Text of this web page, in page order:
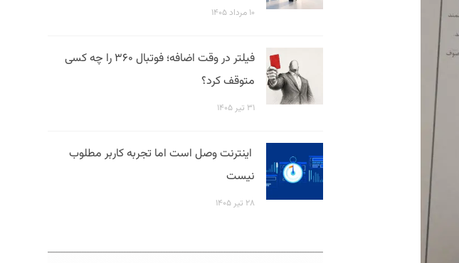
۱۰ مرداد ۱۴۰۵
فیلتر در وقت اضافه؛ فوتبال ۳۶۰ را چه کسی
متوقف کرد؟
۳۱ تیر ۱۴۰۵
اینترنت وصل است اما تجربه کاربر مطلوب
نیست
۲۸ تیر ۱۴۰۵